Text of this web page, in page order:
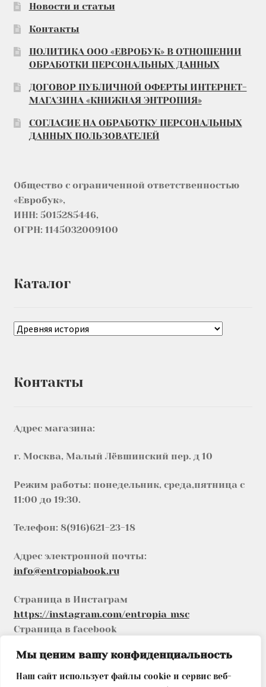
Мы ценим вашу конфиденциальность
Наш сайт использует файлы cookie и сервис веб-
Новости и статьи
Контакты
ПОЛИТИКА ООО «ЕВРОБУК» В ОТНОШЕНИИ
ОБРАБОТКИ ПЕРСОНАЛЬНЫХ ДАННЫХ
ДОГОВОР ПУБЛИЧНОЙ ОФЕРТЫ ИНТЕРНЕТ-
МАГАЗИНА «КНИЖНАЯ ЭНТРОПИЯ»
СОГЛАСИЕ НА ОБРАБОТКУ ПЕРСОНАЛЬНЫХ
ДАННЫХ ПОЛЬЗОВАТЕЛЕЙ
Общество с ограниченной ответственностью
«Евробук»,
ИНН: 5015285446,
ОГРН: 1145032009100
Каталог
Контакты
Адрес магазина:
г. Москва, Малый Лёвшинский пер. д 10
Режим работы: понедельник, среда,пятница с
11:00 до 19:30.
Телефон: 8(916)621-23-18
Адрес электронной почты:
info@entropiabook.ru
Страница в Инстаграм
https://instagram.com/entropia_msc
Страница в facebook
Страница в vkhttps://vk.com/entropia_msc